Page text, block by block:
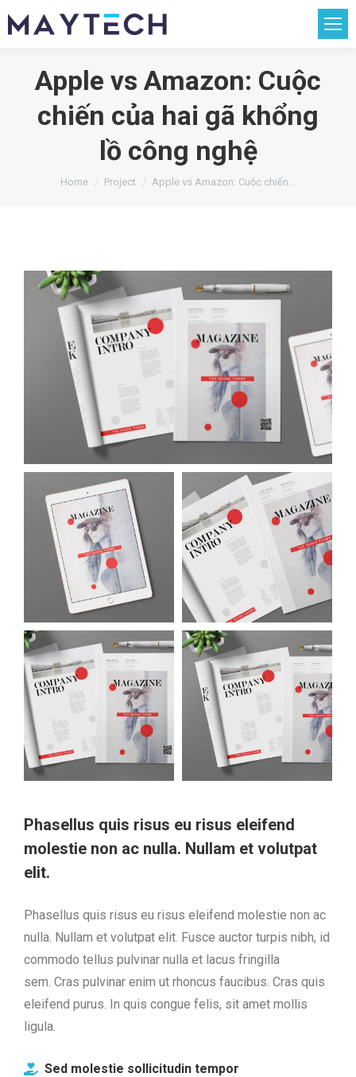
Apple vs Amazon: Cuộc
chiến của hai gã khổng
lồ công nghệ
You are here:
Home Project Apple vs Amazon: Cuộc chiến…
Phasellus quis risus eu risus eleifend
molestie non ac nulla. Nullam et volutpat
elit.
Phasellus quis risus eu risus eleifend molestie non ac
nulla. Nullam et volutpat elit. Fusce auctor turpis nibh, id
commodo tellus pulvinar nulla et lacus fringilla
sem. Cras pulvinar enim ut rhoncus faucibus. Cras quis
eleifend purus. In quis congue felis, sit amet mollis
ligula.
Sed molestie sollicitudin tempor